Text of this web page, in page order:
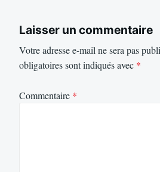
Laisser un commentaire
Votre adresse e-mail ne sera pas
obligatoires sont indiqués avec *
Commentaire *